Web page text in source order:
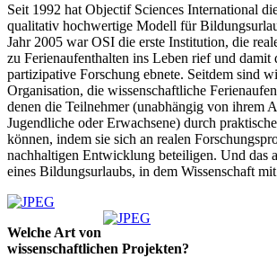
Seit 1992 hat Objectif Sciences International
qualitativ hochwertige Modell für
Jahr 2005 war OSI die erste Institution, die
zu Ferienaufenthalten ins Leben rief und damit
partizipative Forschung ebnete. Seitdem sind
Organisation, die wissenschaftliche
denen die Teilnehmer (unabhängig von ihrem
Jugendliche oder Erwachsene) durch
können, indem sie sich an realen
nachhaltigen Entwicklung beteiligen. Und das
eines Bildungsurlaubs, in dem Wissenschaft
Welche Art von
wissenschaftlichen Projekten?